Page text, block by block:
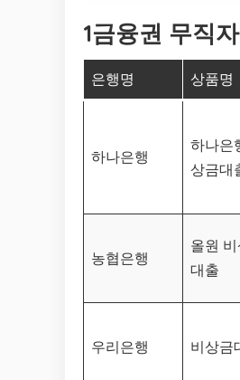
1금융권 무직
은행명 상품명
하나은행
하나은
상금대
농협은행
올원
대출
우리은행 비상금